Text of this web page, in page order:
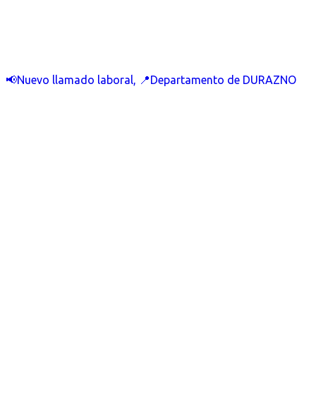
📢Nuevo llamado laboral, 📍Departamento de DURAZNO